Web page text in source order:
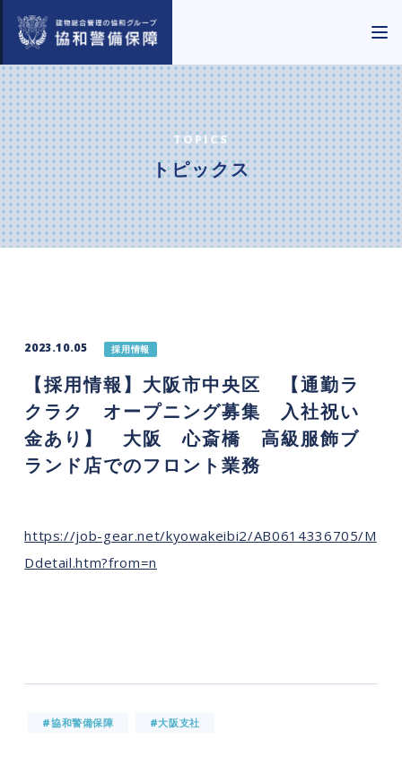
TOPICS
トピックス
2023.10.05 採用情報
【採用情報】大阪市中央区 【通勤ラ
クラク オープニング募集 入社祝い
金あり】 大阪 心斎橋 高級服飾ブ
ランド店でのフロント業務
https://job-gear.net/kyowakeibi2/AB0614336705/M
Ddetail.htm?from=n
#協和警備保障 #大阪支社